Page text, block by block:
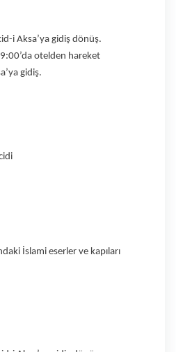
i Aksa’ya gidiş dönüş.
otelden hareket
gidiş.
İslami eserler ve kapıları